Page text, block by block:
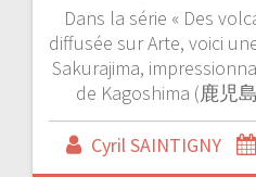
Dans la série « Des
diffusée sur Arte, voici
Sakurajima,
de Kagoshima (鹿児
Cyril SAINTIGNY